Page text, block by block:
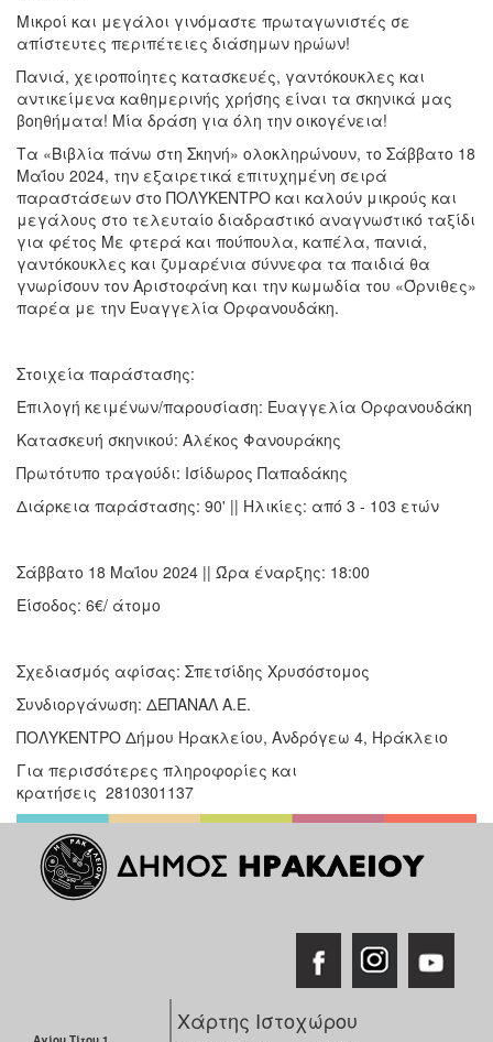
Μικροί και μεγάλοι γινόμαστε πρωταγωνιστές σε
απίστευτες περιπέτειες διάσημων ηρώων!
Πανιά, χειροποίητες κατασκευές, γαντόκουκλες και
αντικείμενα καθημερινής χρήσης είναι τα σκηνικά μας
βοηθήματα! Μία δράση για όλη την οικογένεια!
Τα «Βιβλία πάνω στη Σκηνή» ολοκληρώνουν, το Σάββατο 18
Μαΐου 2024, την εξαιρετικά επιτυχημένη σειρά
παραστάσεων στο ΠΟΛΥΚΕΝΤΡΟ και καλούν μικρούς και
μεγάλους στο τελευταίο διαδραστικό αναγνωστικό ταξίδι
για φέτος Με φτερά και πούπουλα, καπέλα, πανιά,
γαντόκουκλες και ζυμαρένια σύννεφα τα παιδιά θα
γνωρίσουν τον Αριστοφάνη και την κωμωδία του «Όρνιθες»
παρέα με την Ευαγγελία Ορφανουδάκη.
Στοιχεία παράστασης:
Επιλογή κειμένων/παρουσίαση: Ευαγγελία Ορφανουδάκη
Κατασκευή σκηνικού: Αλέκος Φανουράκης
Πρωτότυπο τραγούδι: Ισίδωρος Παπαδάκης
Διάρκεια παράστασης: 90' || Ηλικίες: από 3 - 103 ετών
Σάββατο 18 Μαΐου 2024 || Ώρα έναρξης: 18:00
Είσοδος: 6€/ άτομο
Σχεδιασμός αφίσας: Σπετσίδης Χρυσόστομος
Συνδιοργάνωση: ΔΕΠΑΝΑΛ Α.Ε.
ΠΟΛΥΚΕΝΤΡΟ Δήμου Ηρακλείου, Ανδρόγεω 4, Ηράκλειο
Για περισσότερες πληροφορίες και
κρατήσεις 2810301137
Χάρτης Ιστοχώρου